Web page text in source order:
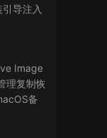
导注入
Image
理复制恢
备